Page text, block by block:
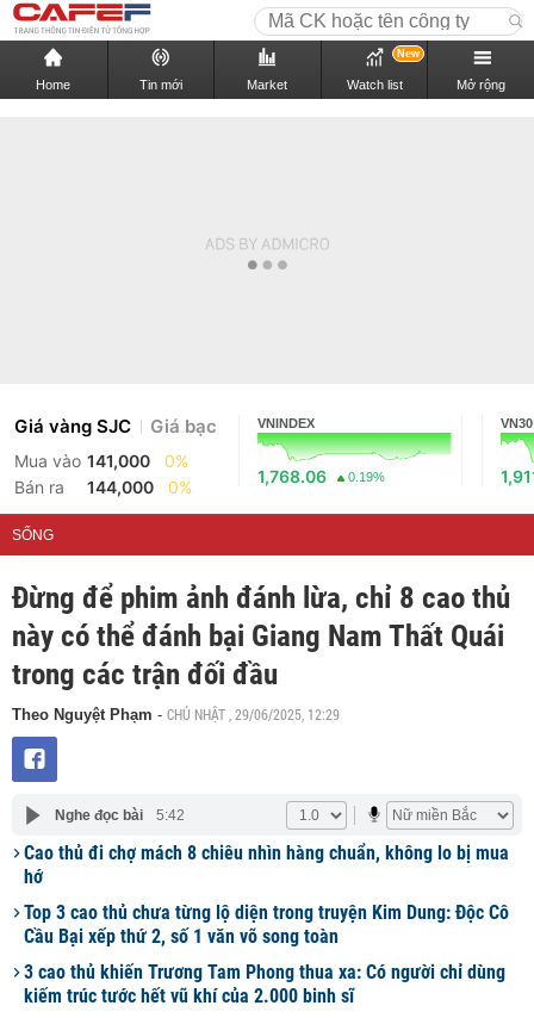
Home Tin mới Market Watch list
New
Mở rộng
Giá vàng SJC Giá bạc
Mua vào 141,000
0%
Bán ra
144,000 0%
VNINDEX
1,768.06 0.19%
VN30
SỐNG
Đừng để phim ảnh đánh lừa, chỉ 8 cao thủ
này có thể đánh bại Giang Nam Thất Quái
trong các trận đối đầu
Theo Nguyệt Phạm - CHỦ NHẬT , 29/06/2025, 12:29
Nghe đọc bài 5:42
Cao thủ đi chợ mách 8 chiêu nhìn hàng chuẩn, không lo bị mua
hớ
Top 3 cao thủ chưa từng lộ diện trong truyện Kim Dung: Độc Cô
Cầu Bại xếp thứ 2, số 1 văn võ song toàn
3 cao thủ khiến Trương Tam Phong thua xa: Có người chỉ dùng
kiếm trúc tước hết vũ khí của 2.000 binh sĩ